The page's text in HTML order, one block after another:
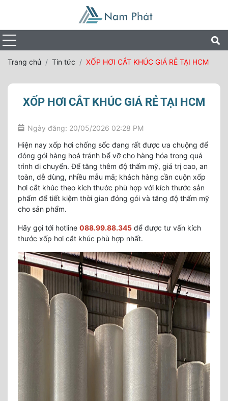
Trang chủ Tin tức XỐP HƠI CẮT KHÚC GIÁ RẺ TẠI HCM
XỐP HƠI CẮT KHÚC GIÁ RẺ TẠI HCM
Ngày đăng: 20/05/2026 02:28 PM
Hiện nay xốp hơi chống sốc đang rất được ưa chuộng để
đóng gói hàng hoá tránh bể vỡ cho hàng hóa trong quá
trình di chuyển. Để tăng thêm độ thẩm mỹ, giá trị cao, an
toàn, dễ dùng, nhiều mẫu mã; khách hàng cần cuộn xốp
hơi cắt khúc theo kích thước phù hợp với kích thước sản
phẩm để tiết kiệm thời gian đóng gói và tăng độ thẩm mỹ
cho sản phẩm.
Hãy gọi tới hotline 088.99.88.345 để được tư vấn kích
thước xốp hơi cắt khúc phù hợp nhất.